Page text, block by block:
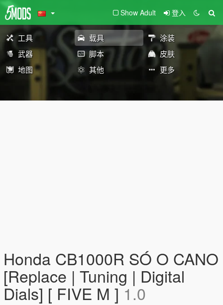
Show Adult 登入
工具 载具
涂装
武器
脚本
皮肤
地图
其他 更多
Honda CB1000R SÓ O CANO
[Replace | Tuning | Digital
Dials] [ FIVE M ]1.0